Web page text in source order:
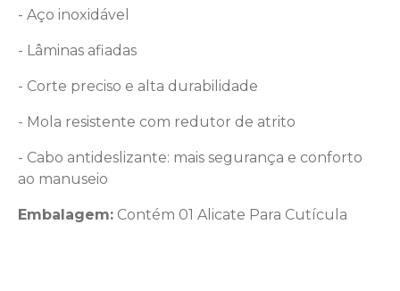
- Aço inoxidável
- Lâminas afiadas
- Corte preciso e alta durabilidade
- Mola resistente com redutor de atrito
- Cabo antideslizante: mais segurança e conforto
ao manuseio
Embalagem: Contém 01 Alicate Para Cutícula